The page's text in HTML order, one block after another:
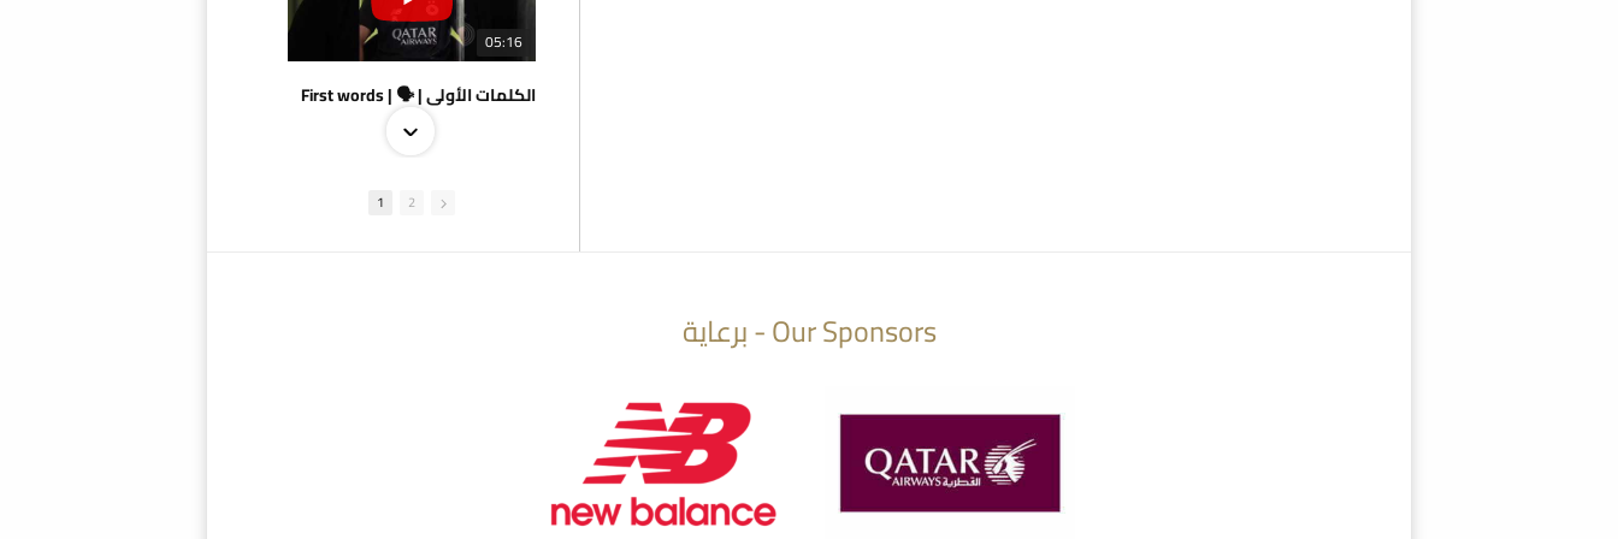
05:16
الكلمات الأولى | 🗣 | First words
1 2
Our Sponsors - برعاية